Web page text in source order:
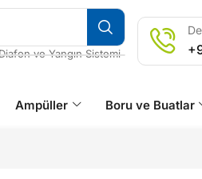
ve Yangın Sistemi
Ampüller Boru ve Buatlar